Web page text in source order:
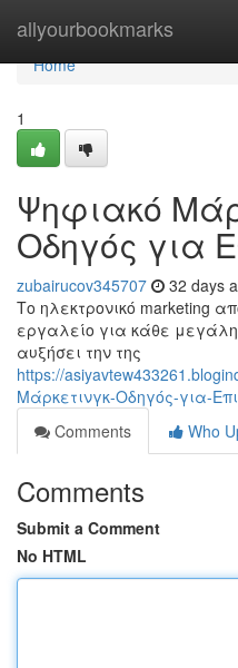
allyourbookmarks
Home
Home
1
Ψηφιακό
Οδηγός για
zubairucov345707 32 days
Το ηλεκτρονικό marketing
εργαλείο για κάθε
αυξήσει την της
https://
Μάρκετινγκ-Οδηγός-για-
Comments
Who
Comments
Submit a Comment
No HTML